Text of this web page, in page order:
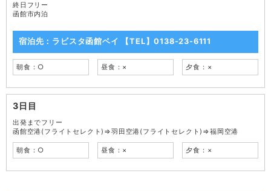
終日フリー
函館市内泊
宿泊先：ラビスタ函館ベイ 【TEL】0138-23-6111
朝食：○ 昼食：× 夕食：×
3日目
出発までフリー
函館空港(フライトセレクト)⇒羽田空港(フライトセレクト)⇒福岡空港
朝食：○ 昼食：× 夕食：×